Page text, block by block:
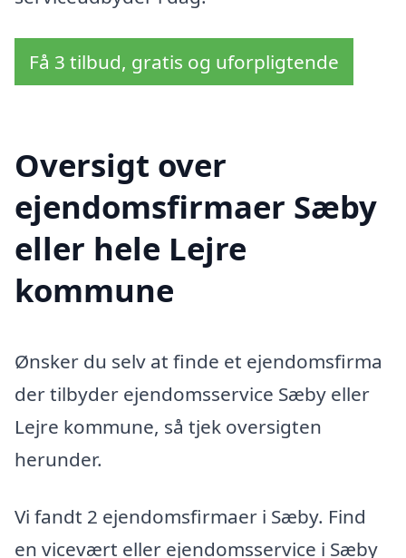
Få 3 tilbud, gratis og uforpligtende
Oversigt over
ejendomsfirmaer Sæby
eller hele Lejre
kommune
Ønsker du selv at finde et ejendomsfirma
der tilbyder ejendomsservice Sæby eller
Lejre kommune, så tjek oversigten
herunder.
Vi fandt 2 ejendomsfirmaer i Sæby. Find
en vicevært eller ejendomsservice i Sæby